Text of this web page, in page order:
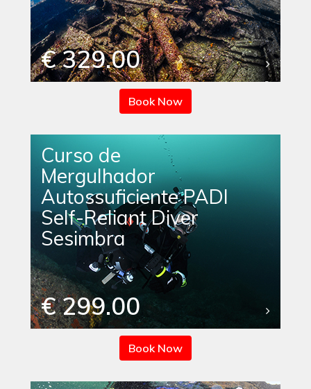
€ 329.00
Book Now
Curso de
Mergulhador
Autossuficiente PADI
Self-Reliant Diver
Sesimbra
€ 299.00
Book Now